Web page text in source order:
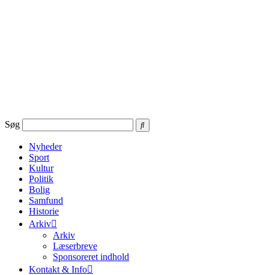
Søg
Nyheder
Sport
Kultur
Politik
Bolig
Samfund
Historie
Arkiv
Arkiv
Læserbreve
Sponsoreret indhold
Kontakt & Info